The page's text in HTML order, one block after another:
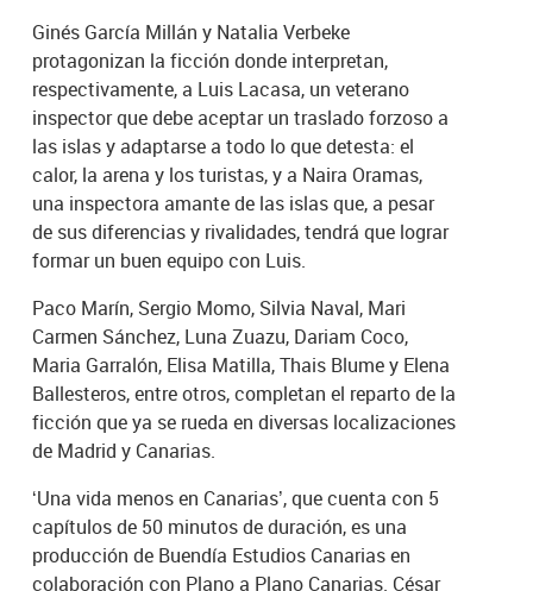
Ginés García Millán y Natalia Verbeke
protagonizan la ficción donde interpretan,
respectivamente, a Luis Lacasa, un veterano
inspector que debe aceptar un traslado forzoso a
las islas y adaptarse a todo lo que detesta: el
calor, la arena y los turistas, y a Naira Oramas,
una inspectora amante de las islas que, a pesar
de sus diferencias y rivalidades, tendrá que lograr
formar un buen equipo con Luis.
Paco Marín, Sergio Momo, Silvia Naval, Mari
Carmen Sánchez, Luna Zuazu, Dariam Coco,
Maria Garralón, Elisa Matilla, Thais Blume y Elena
Ballesteros, entre otros, completan el reparto de la
ficción que ya se rueda en diversas localizaciones
de Madrid y Canarias.
‘Una vida menos en Canarias’, que cuenta con 5
capítulos de 50 minutos de duración, es una
producción de Buendía Estudios Canarias en
colaboración con Plano a Plano Canarias. César